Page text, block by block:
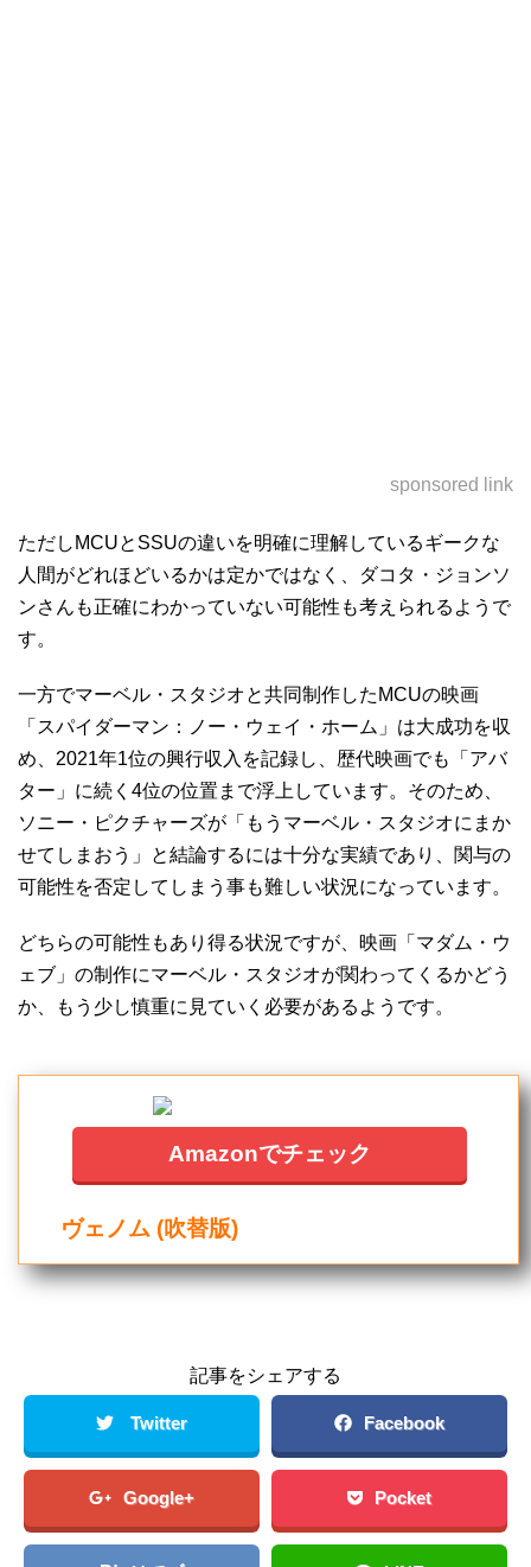
sponsored link
ただしMCUとSSUの違いを明確に理解しているギークな
人間がどれほどいるかは定かではなく、ダコタ・ジョンソ
ンさんも正確にわかっていない可能性も考えられるようで
す。
一方でマーベル・スタジオと共同制作したMCUの映画
「スパイダーマン：ノー・ウェイ・ホーム」は大成功を収
め、2021年1位の興行収入を記録し、歴代映画でも「アバ
ター」に続く4位の位置まで浮上しています。そのため、
ソニー・ピクチャーズが「もうマーベル・スタジオにまか
せてしまおう」と結論するには十分な実績であり、関与の
可能性を否定してしまう事も難しい状況になっています。
どちらの可能性もあり得る状況ですが、映画「マダム・ウ
ェブ」の制作にマーベル・スタジオが関わってくるかどう
か、もう少し慎重に見ていく必要があるようです。
Amazonでチェック
ヴェノム (吹替版)
記事をシェアする
Twitter Facebook
Google+ Pocket